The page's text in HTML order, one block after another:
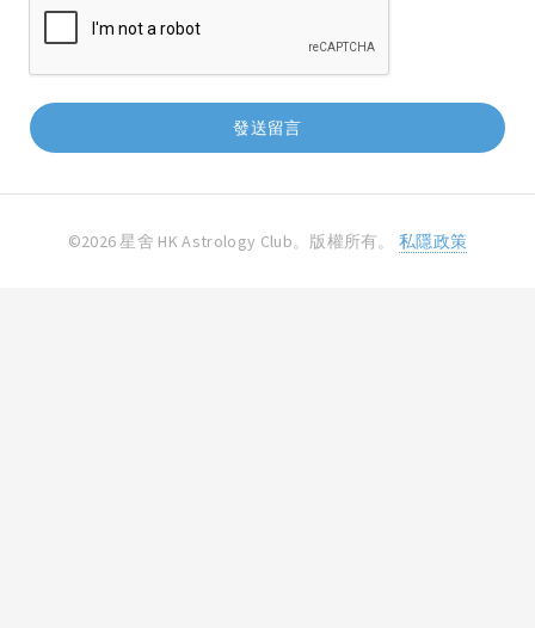
©2026 星舍 HK Astrology Club。版權所有。私隱政策